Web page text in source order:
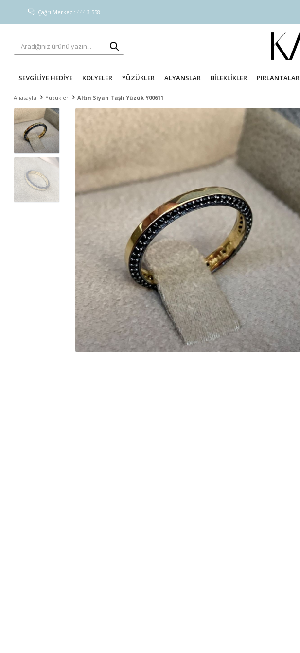
Çağrı Merkezi: 444 3 558
SEVGİLİYE HEDİYE KOLYELER YÜZÜKLER ALYANSLAR BİLEKLİKLER PIRLANTALAR
Anasayfa Yüzükler Altın Siyah Taşlı Yüzük Y00611